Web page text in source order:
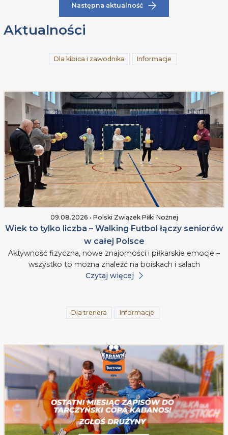
Następna aktualność
Aktualności
Dla kibica i zawodnika Informacje
09.08.2026 • Polski Związek Piłki Nożnej
Wiek to tylko liczba – Walking Futbol łączy seniorów
w całej Polsce
Aktywność fizyczna, nowe znajomości i piłkarskie emocje –
wszystko to można znaleźć na boiskach i salach
Czytaj więcej
Dla trenera Informacje